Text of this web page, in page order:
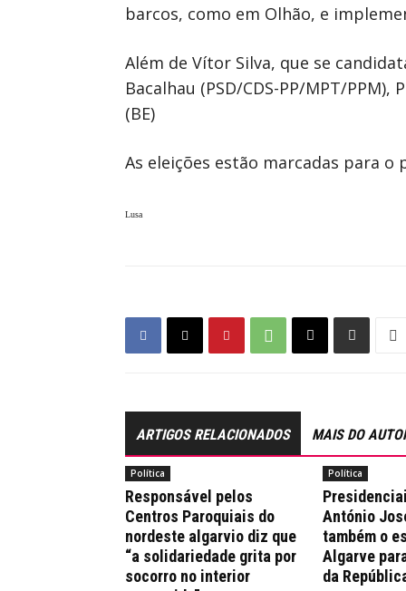
barcos, como em Olhão, e
Além de Vítor Silva, que se
Bacalhau (PSD/CDS-PP/MPT/
(BE)
As eleições estão marcadas para
Lusa
ARTIGOS RELACIONADOS MAIS DO
Política
Responsável pelos
Centros Paroquiais do
nordeste algarvio diz que
“a solidariedade grita por
socorro no interior
Política
António
também o
Algarve
da